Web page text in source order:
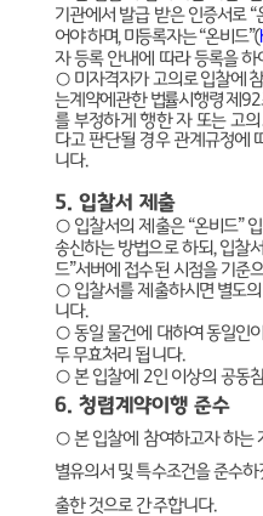
기관에서 발급 받은 인증서로“
어야 하며, 미등록자는“온비드”(
자 등록 안내에 따라 등록을 하
○ 미자격자가 고의로 입찰에
는계약에관한 법률시행령 제92
를 부정하게 행한 자 또는 고
다고 판단될 경우 관계규정에
니다.
5. 입찰서 제출
○ 입찰서의 제출은“온비드”
송신하는 방법으로 하되, 입찰
드”서버에 접수된 시점을 기준
○ 입찰서를 제출하시면 별도
니다.
○동일 물건에 대하여 동일인이
두 무효처리 됩니다.
○본 입찰에 2인 이상의 공동
6. 청렴계약이행 준수
○본 입찰에 참여하고자 하는
별유의서 및 특수조건을 준수
출한 것으로 간주합니다.